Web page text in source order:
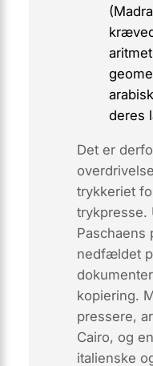
deres
Det er
trykkeriet
trykpresse.
nedfældet
kopiering.
pressere,
Cairo, og
italienske